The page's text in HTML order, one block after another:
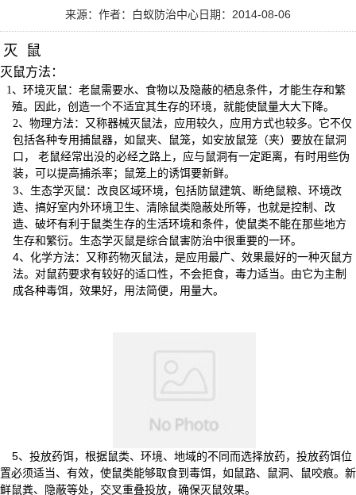
来源： 作者：白蚁防治中心日期：2014-08-06
灭 鼠
灭鼠方法：
1、环境灭鼠 ： 老鼠需要水、食物以及隐蔽的栖息条件，才能生存和繁
殖。因此，创造一个不适宜其生存的环境，就能使鼠量大大下降。
2、 物理方法：
又称器械灭鼠法，应用较久，应用方式也较多。它不仅
包括各种专用捕鼠器，如鼠夹、鼠笼，如安放鼠笼（夹）要放在鼠洞
口，
老鼠经常出没的必经之路上， 应与鼠洞有一定距离，有时用些伪
装，可以提高捕杀率；鼠笼上的诱饵要新鲜。
3、生态学灭鼠： 改良区域环境，包括防鼠建筑、断绝鼠粮、环境改
造、搞好室内外环境卫生、清除鼠类隐蔽处所等，也就是控制、改
造、破坏有利于鼠类生存的生活环境和条件，使鼠类不能在那些地方
生存和繁衍。生态学灭鼠是综合鼠害防治中很重要的一环。
4、化学方法：
又称药物灭鼠法，是应用最广、效果最好的一种灭鼠方
法。对鼠药要求有较好的适口性，不会拒食，毒力适当。由它为主制
成各种毒饵，效果好，用法简便，用量大。
5、投放药饵，根据鼠类、环境、地域的不同而选择放药，投放药饵位
置必须适当、有效，使鼠类能够取食到毒饵，如鼠路、鼠洞、鼠咬痕。新
鲜鼠粪、隐蔽等处，交叉重叠投放，确保灭鼠效果。